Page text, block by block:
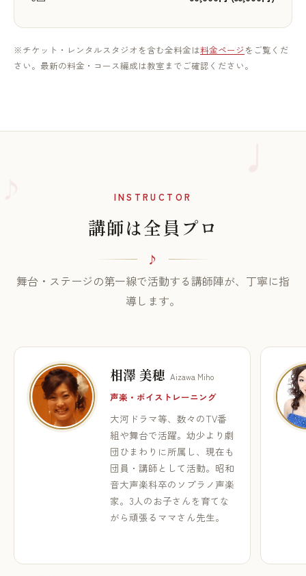
※チケット・レンタルスタジオを含む全料金は料金ページ をご覧くだ
さい。最新の料金・コース編成は教室までご確認ください。
INSTRUCTOR
講師は全員プロ
舞台・ステージの第一線で活動する講師陣が、丁寧に指
導します。
相澤 美穂 Aizawa Miho
声楽・ボイストレーニング
大河ドラマ等、数々のTV番
組や舞台で活躍。幼少より劇
団ひまわりに所属し、現在も
団員・講師として活動。昭和
音大声楽科卒のソプラノ声楽
家。3人のお子さんを育てな
がら頑張るママさん先生。